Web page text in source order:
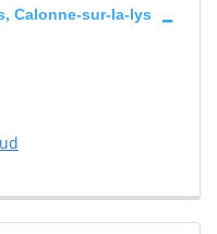
Calonne-sur-la-lys